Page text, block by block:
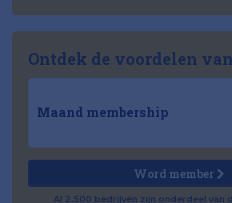
Ontdek de voordelen
Maand membership
Word member
Al 2.500 bedrijven zijn onderdeel van